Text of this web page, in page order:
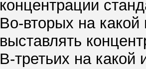
концентрации
Во-вторых на
выставлять
В-третьих на какой